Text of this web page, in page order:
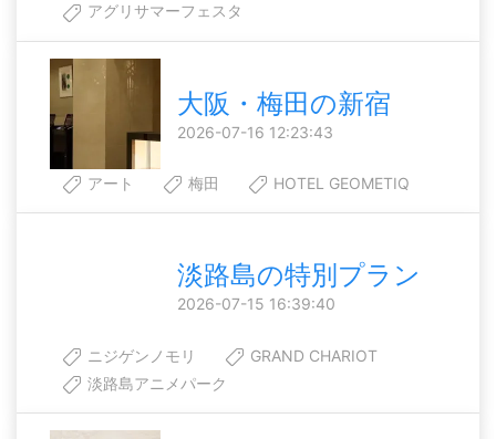
アグリサマーフェスタ
大阪・梅田の新宿
2026-07-16 12:23:43
アート 梅田 HOTEL GEOMETIQ
淡路島の特別プラン
2026-07-15 16:39:40
ニジゲンノモリ
GRAND CHARIOT
淡路島アニメパーク